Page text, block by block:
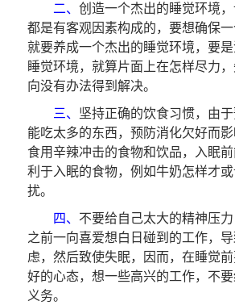
二、创造一个杰出的睡觉环境
都是有客观因素构成的，要想确保一
就要养成一个杰出的睡觉环境，要
睡觉环境，就算片面上在怎样尽力
向没有办法得到解决。
三、 坚持正确的饮食习惯，由
能吃太多的东西，预防消化欠好而
食用辛辣冲击的食物和饮品，入眠
利于入眠的食物，例如牛奶怎样才
扰。
四、 不要给自己太大的精神压
之前一向喜爱想白日碰到的工作，
虑，然后致使失眠，因而，在睡觉
好的心态，想一些高兴的工作，不
义务。